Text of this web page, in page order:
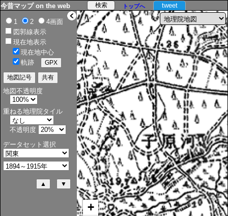
> tweet
今昔マップ on the web トップへ
+
1 2
4画面
図郭線表示
現在地表示
現在地中心
軌跡
地図不透明度
重ねる地理院タイル
不透明度
データセット選択